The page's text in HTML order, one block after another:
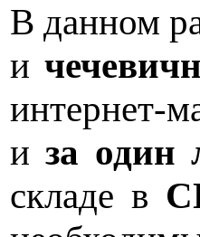
В данном
и
интернет-
иза один
складе в